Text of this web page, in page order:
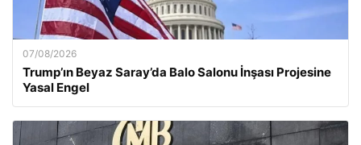
07/08/2026
Trump’ın Beyaz Saray’da Balo Salonu İnşası Projesine
Yasal Engel